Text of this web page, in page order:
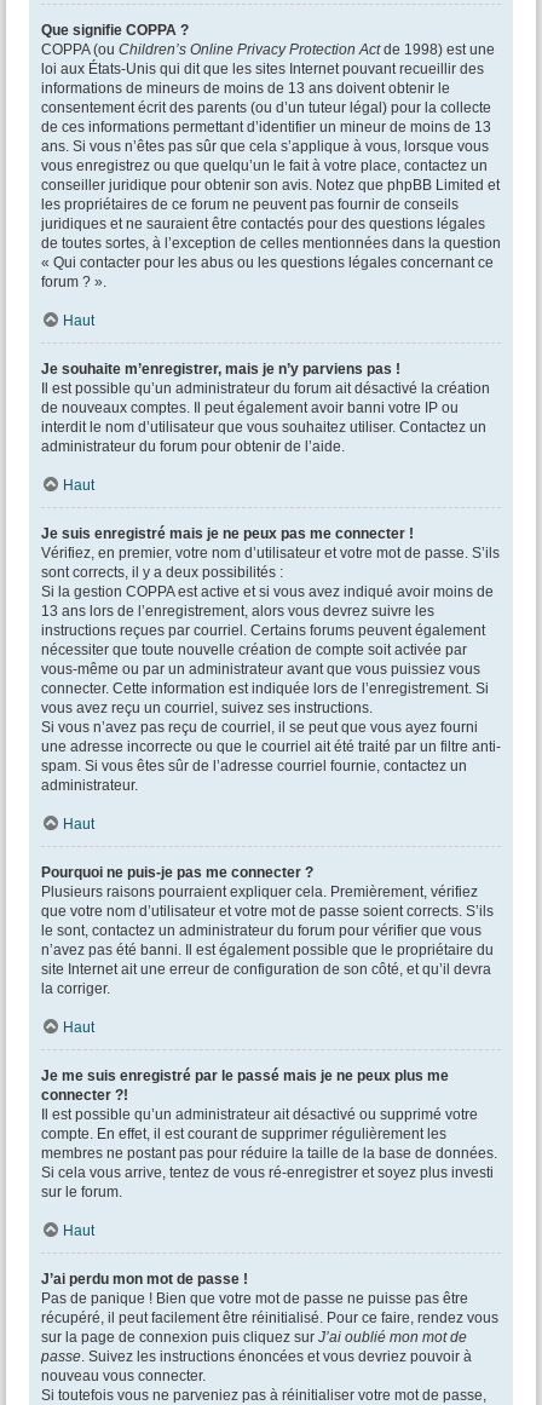
Que signifie COPPA ?
COPPA (ou Children’s Online Privacy Protection Actde 1998) est une
loi aux États-Unis qui dit que les sites Internet pouvant recueillir des
informations de mineurs de moins de 13 ans doivent obtenir le
consentement écrit des parents (ou d’un tuteur légal) pour la collecte
de ces informations permettant d’identifier un mineur de moins de 13
ans. Si vous n’êtes pas sûr que cela s’applique à vous, lorsque vous
vous enregistrez ou que quelqu’un le fait à votre place, contactez un
conseiller juridique pour obtenir son avis. Notez que phpBB Limited et
les propriétaires de ce forum ne peuvent pas fournir de conseils
juridiques et ne sauraient être contactés pour des questions légales
de toutes sortes, à l’exception de celles mentionnées dans la question
« Qui contacter pour les abus ou les questions légales concernant ce
forum ? ».
Haut
Je souhaite m’enregistrer, mais je n’y parviens pas !
Il est possible qu’un administrateur du forum ait désactivé la création
de nouveaux comptes. Il peut également avoir banni votre IP ou
interdit le nom d’utilisateur que vous souhaitez utiliser. Contactez un
administrateur du forum pour obtenir de l’aide.
Haut
Je suis enregistré mais je ne peux pas me connecter !
Vérifiez, en premier, votre nom d’utilisateur et votre mot de passe. S’ils
sont corrects, il y a deux possibilités :
Si la gestion COPPA est active et si vous avez indiqué avoir moins de
13 ans lors de l’enregistrement, alors vous devrez suivre les
instructions reçues par courriel. Certains forums peuvent également
nécessiter que toute nouvelle création de compte soit activée par
vous-même ou par un administrateur avant que vous puissiez vous
connecter. Cette information est indiquée lors de l’enregistrement. Si
vous avez reçu un courriel, suivez ses instructions.
Si vous n’avez pas reçu de courriel, il se peut que vous ayez fourni
une adresse incorrecte ou que le courriel ait été traité par un filtre anti-
spam. Si vous êtes sûr de l’adresse courriel fournie, contactez un
administrateur.
Haut
Pourquoi ne puis-je pas me connecter ?
Plusieurs raisons pourraient expliquer cela. Premièrement, vérifiez
que votre nom d’utilisateur et votre mot de passe soient corrects. S’ils
le sont, contactez un administrateur du forum pour vérifier que vous
n’avez pas été banni. Il est également possible que le propriétaire du
site Internet ait une erreur de configuration de son côté, et qu’il devra
la corriger.
Haut
Je me suis enregistré par le passé mais je ne peux plus me
connecter ?!
Il est possible qu’un administrateur ait désactivé ou supprimé votre
compte. En effet, il est courant de supprimer régulièrement les
membres ne postant pas pour réduire la taille de la base de données.
Si cela vous arrive, tentez de vous ré-enregistrer et soyez plus investi
sur le forum.
Haut
J’ai perdu mon mot de passe !
Pas de panique ! Bien que votre mot de passe ne puisse pas être
récupéré, il peut facilement être réinitialisé. Pour ce faire, rendez vous
sur la page de connexion puis cliquez sur J’ai oublié mon mot de
passe. Suivez les instructions énoncées et vous devriez pouvoir à
nouveau vous connecter.
Si toutefois vous ne parveniez pas à réinitialiser votre mot de passe,